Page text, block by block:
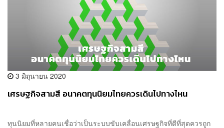
3 มิถุนายน 2020
เศรษฐกิจสามสี อนาคตทุนนิยมไทยควรเดินไปทางไหน
ทุนนิยมที่หลายคนเชื่อว่าเป็นระบบขับเคลื่อนเศรษฐกิจที่ดีที่สุดควรถูก